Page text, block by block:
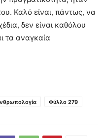
Καλό είναι, πάντως, να
δεν είναι καθόλου
τα αναγκαία
Φύλλο 279